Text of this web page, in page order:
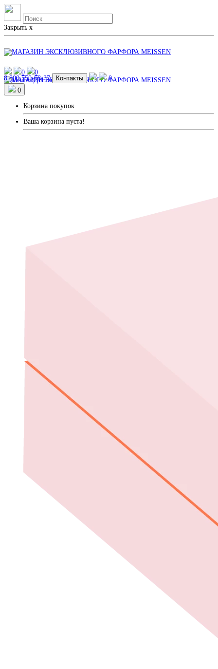
Закрыть x
0
0
МагазиныДоставка и Оплата
8 800 550-68-37 Контакты
0
0
Корзина покупок
Ваша корзина пуста!